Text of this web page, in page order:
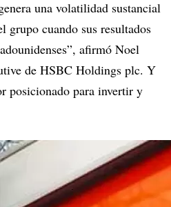
una volatilidad sustancial
grupo cuando sus resultados
afirmó Noel
de HSBC Holdings plc. Y
posicionado para invertir y